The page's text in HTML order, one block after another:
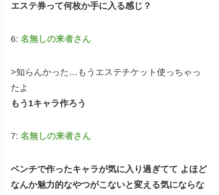
エステ券って何枚か手に入る感じ？
6:名無しの来者さん
>知らんかった…もうエステチケット使っちゃっ
たよ
もう1キャラ作ろう
7:名無しの来者さん
ベンチで作ったキャラが気に入り過ぎてて よほど
なんか魅力的なやつがこないと変える気にならな